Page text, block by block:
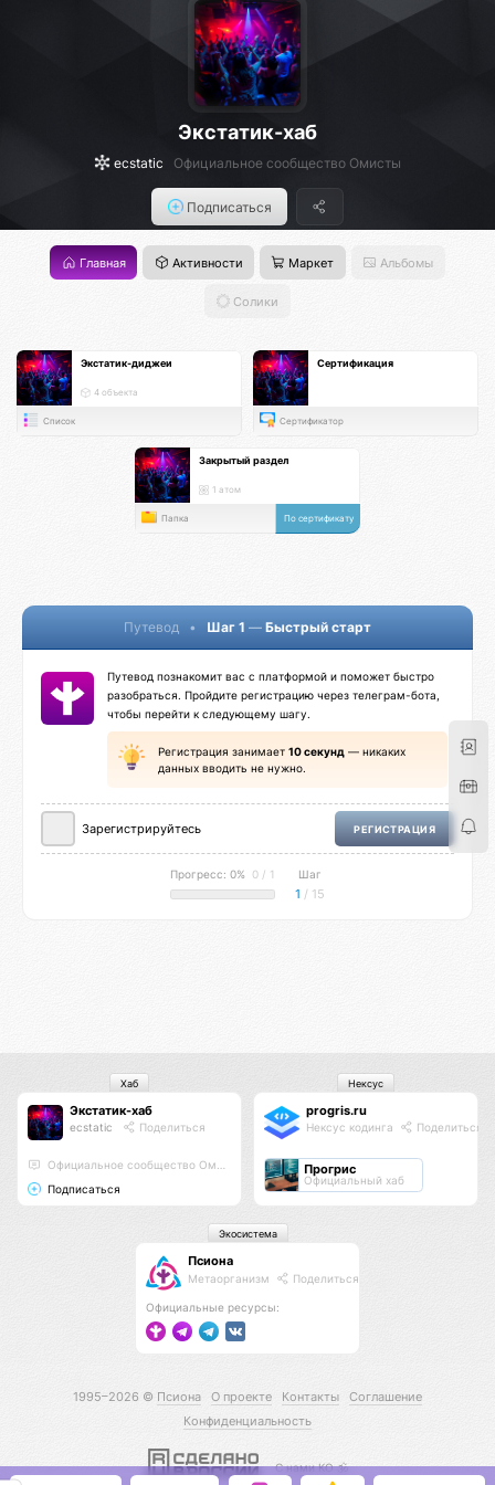
Экстатик-хаб
ecstatic Официальное сообщество Омисты
Подписаться
Главная Активности Маркет Альбомы
Солики
Экстатик-диджеи
4 объекта
Список
Сертификация
Сертификатор
Закрытый раздел
1 атом
Папка По сертификату
Путевод • Шаг 1 — Быстрый старт
Путевод познакомит вас с платформой и поможет быстро
разобраться. Пройдите регистрацию через телеграм-бота,
чтобы перейти к следующему шагу.
Регистрация занимает 10 секунд — никаких
данных вводить не нужно.
Зарегистрируйтесь РЕГИСТРАЦИЯ
Прогресс: 0% 0 / 1 Шаг
1 / 15
Экстатик-хаб
ecstatic Поделиться
Официальное сообщество Омисты
Подписаться
Хаб
progris.ru
Нексус кодинга Поделиться
Прогрис
Официальный хаб
Нексус
Псиона
Метаорганизм Поделиться
Официальные ресурсы:
Экосистема
1995–2026 © Псиона О проекте Контакты
Соглашение
Конфиденциальность
С нами КО 🕉️